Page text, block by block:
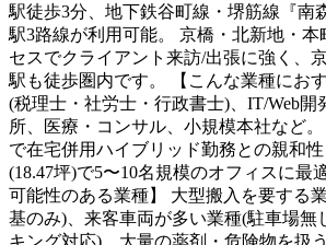
駅徒歩3分、地下鉄谷町線・堺筋線『南
駅3路線が利用可能。 京橋・北新地・本
セスでクライアント来訪/出張に強く、
駅も徒歩圏内です。 【こんな業種にお
(税理士・社労士・行政書士)、IT/Web開
所、医療・コンサル、小規模本社など
で在宅併用ハイブリッド勤務との親和性
(18.47坪)で5〜10名規模のオフィスに最
可能性のある業種】 大型搬入を要する
基のみ)、来客車両が多い業種(駐車場無
キング対応)、大量の薬剤・危険物を扱